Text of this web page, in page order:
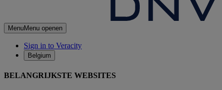
MenuMenu openen
Sign in to Veracity
Belgium
BELANGRIJKSTE WEBSITES